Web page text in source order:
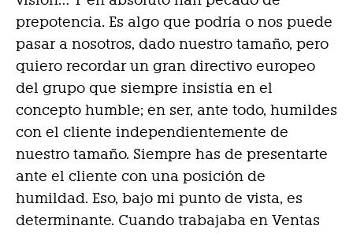
prepotencia. Es algo que podría o nos puede
pasar a nosotros, dado nuestro tamaño, pero
quiero recordar un gran directivo europeo
del grupo que siempre insistía en el
concepto humble; en ser, ante todo, humildes
con el cliente independientemente de
nuestro tamaño. Siempre has de presentarte
ante el cliente con una posición de
humildad. Eso, bajo mi punto de vista, es
determinante. Cuando trabajaba en Ventas